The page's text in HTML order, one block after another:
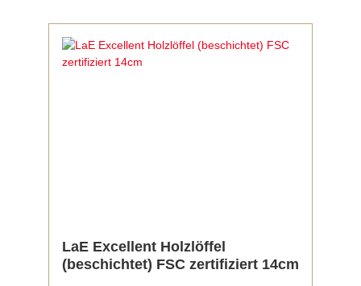
LaE Excellent Holzlöffel
(beschichtet) FSC zertifiziert 14cm